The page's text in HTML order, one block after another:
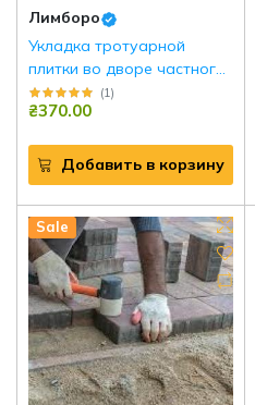
Лимборо
Укладка тротуарной
плитки во дворе частного
дома
(1)
₴370.00
Добавить в корзину
Sale